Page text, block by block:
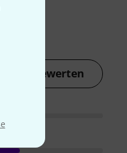
Jetzt bewerten